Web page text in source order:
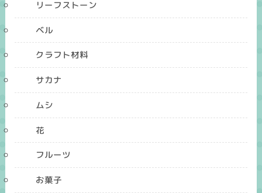
リーフストーン
ベル
クラフト材料
サカナ
ムシ
花
フルーツ
お菓子